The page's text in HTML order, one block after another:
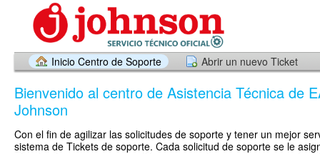
Inicio Centro de Soporte Abrir un nuevo Ticket
Bienvenido al centro de Asistencia Técnica de
Johnson
Con el fin de agilizar las solicitudes de soporte y tener un mejor
sistema de Tickets de soporte. Cada solicitud de soporte se le